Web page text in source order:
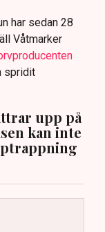
har sedan 28
Våtmarker
spridit
upp på
kan inte